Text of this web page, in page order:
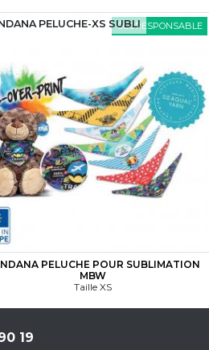
ÉCORESPONSABLE
PELUCHE POUR SUBLIMATION
MBW
Taille XS
PELUCHE-XS SUBLI
19